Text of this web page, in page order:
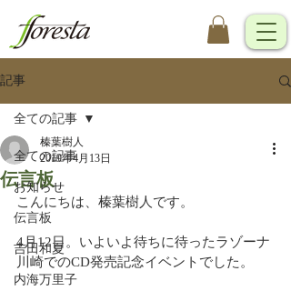
記事
全ての記事
お知らせ
伝言板
吉田和夏
内海万里子
全ての記事
伝言板
榛葉樹人
2019年4月13日
こんにちは、榛葉樹人です。
4月12日。いよいよ待ちに待ったラゾーナ
川崎でのCD発売記念イベントでした。